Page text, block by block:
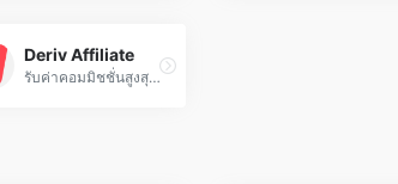
Deriv Affiliate
รับค่าคอมมิชชั่นสูงสุด 45% พร้อมการถอนเงินทันทีในกว่า 190 ประเทศทั่วโลก